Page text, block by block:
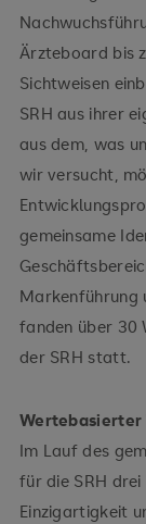
Ärzteboard bis
Sichtweisen
SRH aus ihrer
aus dem, was
wir versucht,
gemeinsame
Markenführung
fanden über 30
der SRH statt.
Wertebasierter
Im Lauf des
für die SRH
Einzigartigkeit